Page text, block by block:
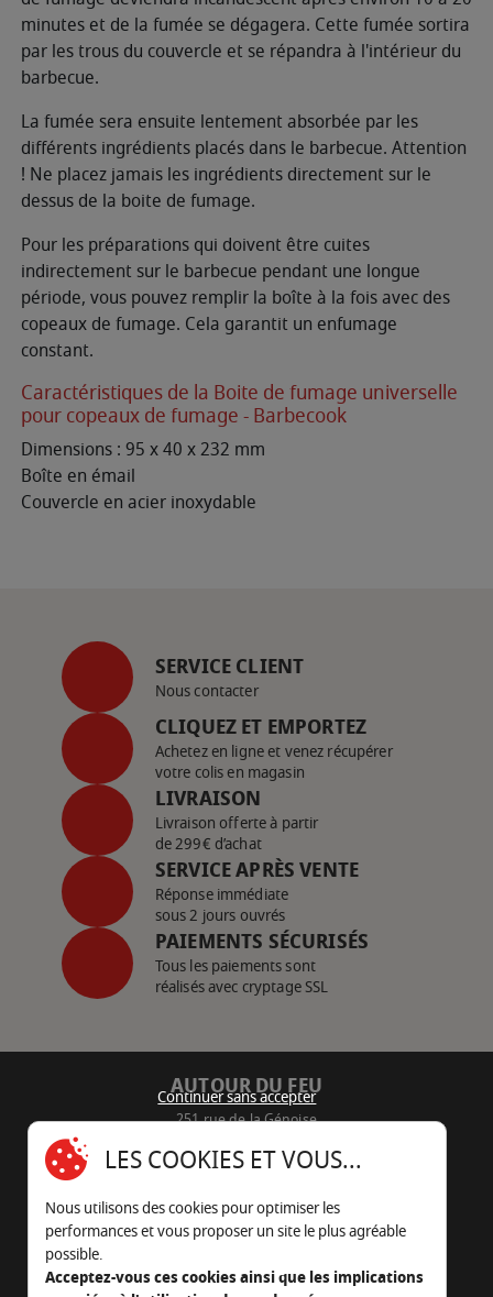
minutes et de la fumée se dégagera. Cette fumée sortira
par les trous du couvercle et se répandra à l'intérieur du
barbecue.
La fumée sera ensuite lentement absorbée par les
différents ingrédients placés dans le barbecue. Attention
! Ne placez jamais les ingrédients directement sur le
dessus de la boite de fumage.
Pour les préparations qui doivent être cuites
indirectement sur le barbecue pendant une longue
période, vous pouvez remplir la boîte à la fois avec des
copeaux de fumage. Cela garantit un enfumage
constant.
Caractéristiques de la Boite de fumage universelle
pour copeaux de fumage - Barbecook
Dimensions : 95 x 40 x 232 mm
Boîte en émail
Couvercle en acier inoxydable
SERVICE CLIENT
Nous contacter
CLIQUEZ ET EMPORTEZ
Achetez en ligne et venez récupérer
votre colis en magasin
LIVRAISON
Livraison offerte à partir
de 299€ d’achat
SERVICE APRÈS VENTE
Réponse immédiate
sous 2 jours ouvrés
PAIEMENTS SÉCURISÉS
Tous les paiements sont
réalisés avec cryptage SSL
AUTOUR DU FEU
251 rue de la Génoise
05 45 22 98 09
Nous envoyer un e-mail
Continuer sans accepter
LES COOKIES ET VOUS...
Nous utilisons des cookies pour optimiser les
performances et vous proposer un site le plus agréable
possible.
Acceptez-vous ces cookies ainsi que les implications